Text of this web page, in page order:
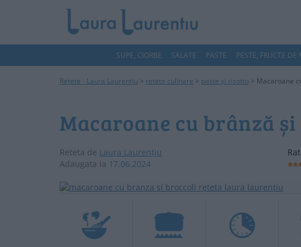
SUPE, CIORBE SALATE PASTE PESTE, FRUCTE DE
Rețete - Laura Laurențiu > retete culinare > paste și risotto > Macaroane
Macaroane cu brânză
Reteta de Laura Laurențiu
Adaugata la 17.06.2024